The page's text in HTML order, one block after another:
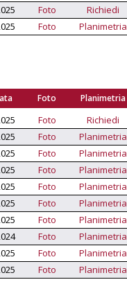
Foto Richiedi
Foto Planimetria
Foto Planimetria
Foto Richiedi
Foto Planimetria
Foto Planimetria
Foto Planimetria
Foto Planimetria
Foto Planimetria
Foto Planimetria
Foto Planimetria
Foto Planimetria
Foto Planimetria